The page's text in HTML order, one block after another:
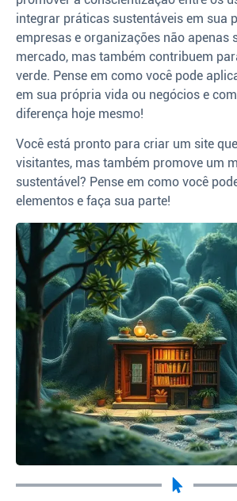
integrar práticas sustentáveis em sua
empresas e organizações não apenas
mercado, mas também contribuem
verde. Pense em como você pode
em sua própria vida ou negócios e
diferença hoje mesmo!
Você está pronto para criar um site
visitantes, mas também promove um
sustentável? Pense em como você
elementos e faça sua parte!